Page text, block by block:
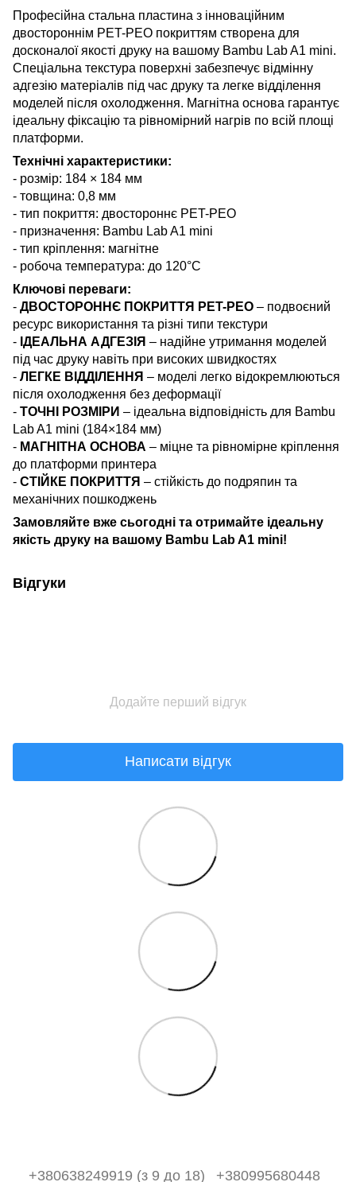
Професійна стальна пластина з інноваційним
двостороннім PET-PEO покриттям створена для
досконалої якості друку на вашому Bambu Lab A1 mini.
Спеціальна текстура поверхні забезпечує відмінну
адгезію матеріалів під час друку та легке відділення
моделей після охолодження. Магнітна основа гарантує
ідеальну фіксацію та рівномірний нагрів по всій площі
платформи.
Технічні характеристики:
- розмір: 184 × 184 мм
- товщина: 0,8 мм
- тип покриття: двостороннє PET-PEO
- призначення: Bambu Lab A1 mini
- тип кріплення: магнітне
- робоча температура: до 120°C
Ключові переваги:
- ДВОСТОРОННЄ ПОКРИТТЯ PET-PEO – подвоєний
ресурс використання та різні типи текстури
- ІДЕАЛЬНА АДГЕЗІЯ – надійне утримання моделей
під час друку навіть при високих швидкостях
- ЛЕГКЕ ВІДДІЛЕННЯ – моделі легко відокремлюються
після охолодження без деформації
- ТОЧНІ РОЗМІРИ – ідеальна відповідність для Bambu
Lab A1 mini (184×184 мм)
- МАГНІТНА ОСНОВА – міцне та рівномірне кріплення
до платформи принтера
- СТІЙКЕ ПОКРИТТЯ – стійкість до подряпин та
механічних пошкоджень
Замовляйте вже сьогодні та отримайте ідеальну
якість друку на вашому Bambu Lab A1 mini!
Відгуки
Додайте перший відгук
Написати відгук
+380638249919 (з 9 до 18) +380995680448